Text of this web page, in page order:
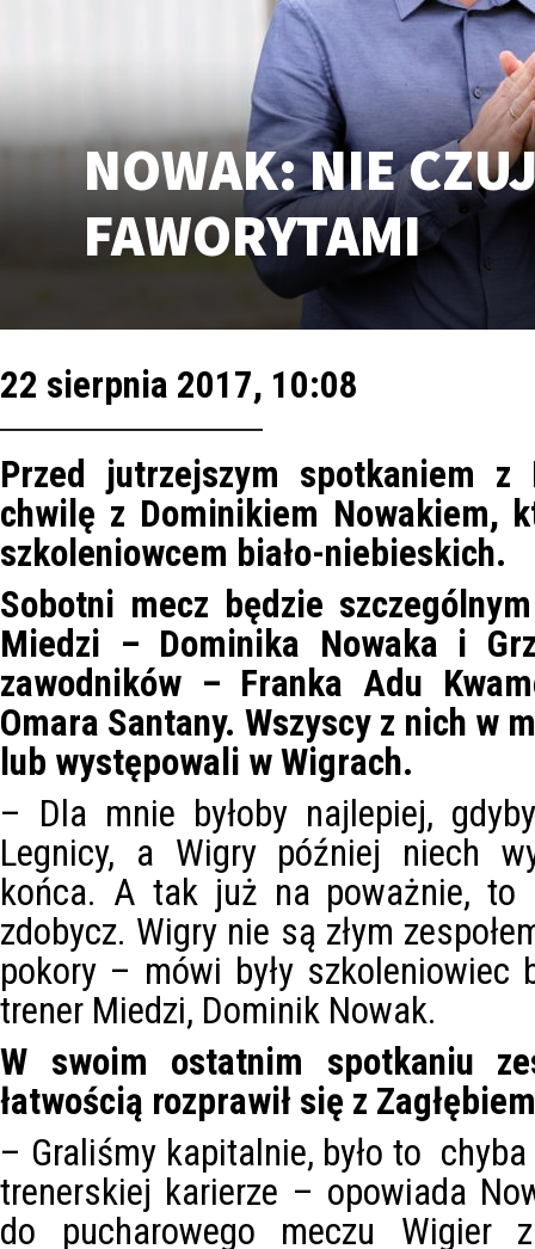
NOWAK: NIE
FAWORYTAMI
22 sierpnia 2017, 10:08
Przed jutrzejszym spotkaniem z
chwilę z Dominikiem Nowakiem,
szkoleniowcem biało-niebieskich.
Sobotni mecz będzie
Miedzi – Dominika Nowaka i
zawodników – Franka Adu
Omara Santany. Wszyscy z nich w
lub występowali w Wigrach.
– Dla mnie byłoby najlepiej,
Legnicy, a Wigry później niech
końca. A tak już na poważnie, to
zdobycz. Wigry nie są złym
pokory – mówi były szkoleniowiec
trener Miedzi, Dominik Nowak.
W swoim ostatnim spotkaniu
łatwością rozprawił się z
– Graliśmy kapitalnie, było to
trenerskiej karierze – opowiada
do pucharowego meczu